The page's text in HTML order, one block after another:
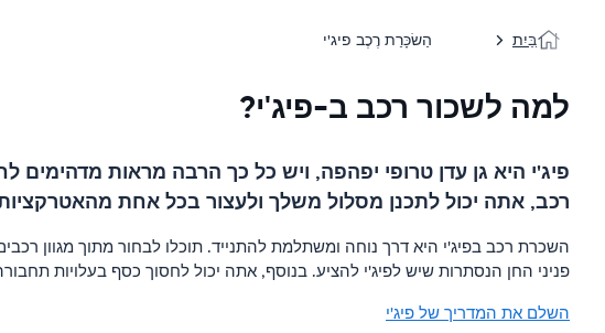
בַּיִת הַשׂכָּרַת רֶכֶב פיג'י
למה לשכור רכב ב-פיג'י?
פיג'י היא גן עדן טרופי יפהפה, ויש כל כך הרבה מראות
רכב, אתה יכול לתכנן מסלול משלך ולעצור בכל אחת
השכרת רכב בפיג'י היא דרך נוחה ומשתלמת להתנייד. תוכלו לבחור מתוך מגוון
פניני החן הנסתרות שיש לפיג'י להציע. בנוסף, אתה יכול לחסוך כסף בעלויות
השלם את המדריך של פיג'י